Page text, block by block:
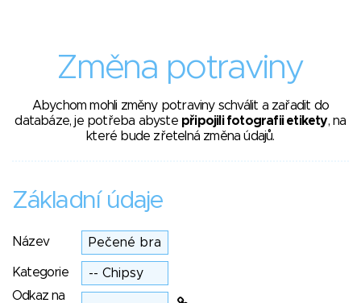
Změna potraviny
Abychom mohli změny potraviny schválit a zařadit do
databáze, je potřeba abyste připojili fotografii etikety, na
které bude zřetelná změna údajů.
Základní údaje
Název
Kategorie
Odkaz na